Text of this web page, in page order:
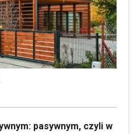
pasywnym, czyli w